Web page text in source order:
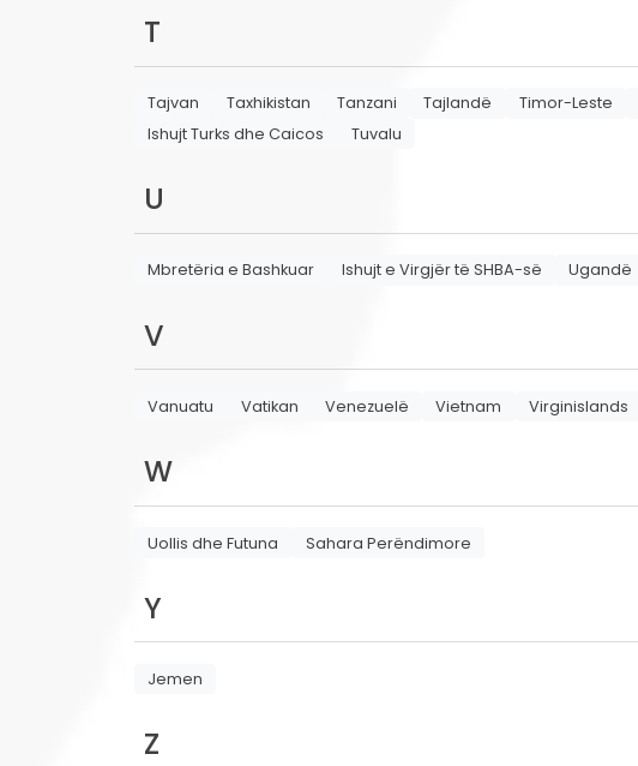
T
Tajvan Taxhikistan Tanzani Tajlandë Timor-Leste
Ishujt Turks dhe Caicos
Tuvalu
U
Mbretëria e Bashkuar Ishujt e Virgjër të SHBA-së Ugandë
V
Vanuatu Vatikan Venezuelë Vietnam Virginislands
W
Uollis dhe Futuna Sahara Perëndimore
Y
Jemen
Z